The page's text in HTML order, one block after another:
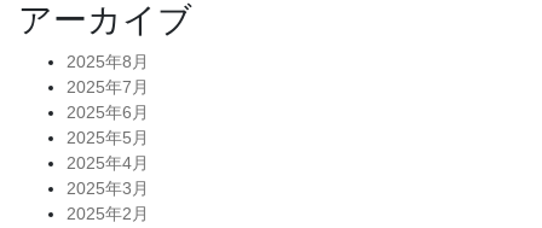
アーカイブ
2025年8月
2025年7月
2025年6月
2025年5月
2025年4月
2025年3月
2025年2月